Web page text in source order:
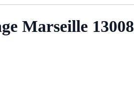
Marseille 13008